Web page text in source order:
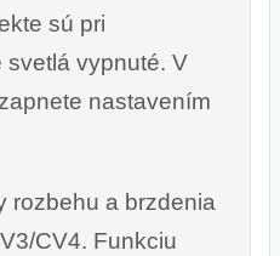
sú pri
vypnuté. V
nastavením
rozbehu a brzdenia
CV4. Funkciu